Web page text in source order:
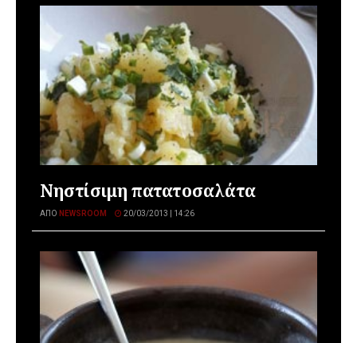
Νηστίσιμη πατατοσαλάτα
ΑΠΌ NEWSROOM 20/03/2013 | 14:26